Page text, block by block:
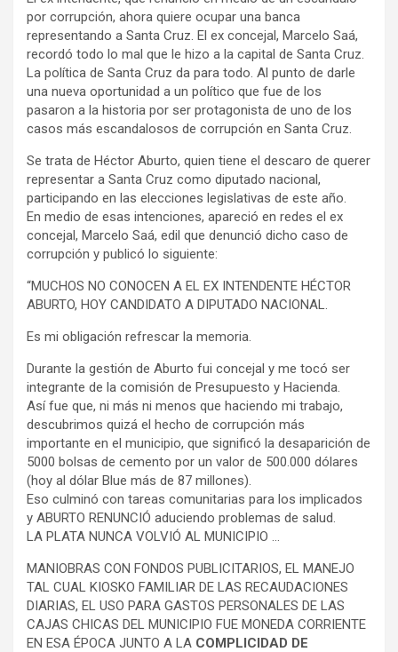
por corrupción, ahora quiere ocupar una banca
representando a Santa Cruz. El ex concejal, Marcelo Saá,
recordó todo lo mal que le hizo a la capital de Santa Cruz.
La política de Santa Cruz da para todo. Al punto de darle
una nueva oportunidad a un político que fue de los
pasaron a la historia por ser protagonista de uno de los
casos más escandalosos de corrupción en Santa Cruz.
Se trata de Héctor Aburto, quien tiene el descaro de querer
representar a Santa Cruz como diputado nacional,
participando en las elecciones legislativas de este año.
En medio de esas intenciones, apareció en redes el ex
concejal, Marcelo Saá, edil que denunció dicho caso de
corrupción y publicó lo siguiente:
“MUCHOS NO CONOCEN A EL EX INTENDENTE HÉCTOR
ABURTO, HOY CANDIDATO A DIPUTADO NACIONAL.
Es mi obligación refrescar la memoria.
Durante la gestión de Aburto fui concejal y me tocó ser
integrante de la comisión de Presupuesto y Hacienda.
Así fue que, ni más ni menos que haciendo mi trabajo,
descubrimos quizá el hecho de corrupción más
importante en el municipio, que significó la desaparición de
5000 bolsas de cemento por un valor de 500.000 dólares
(hoy al dólar Blue más de 87 millones).
Eso culminó con tareas comunitarias para los implicados
y ABURTO RENUNCIÓ aduciendo problemas de salud.
LA PLATA NUNCA VOLVIÓ AL MUNICIPIO …
MANIOBRAS CON FONDOS PUBLICITARIOS, EL MANEJO
TAL CUAL KIOSKO FAMILIAR DE LAS RECAUDACIONES
DIARIAS, EL USO PARA GASTOS PERSONALES DE LAS
CAJAS CHICAS DEL MUNICIPIO FUE MONEDA CORRIENTE
EN ESA ÉPOCA JUNTO A LA COMPLICIDAD DE